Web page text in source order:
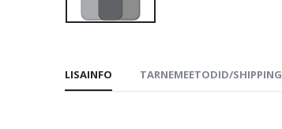
LISAINFO TARNEMEETODID/SHIPPING